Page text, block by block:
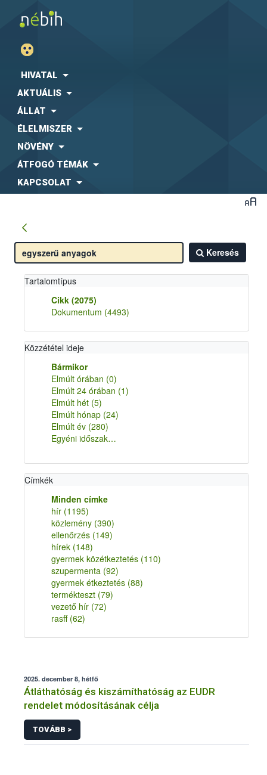
HIVATAL
AKTUÁLIS
ÁLLAT
ÉLELMISZER
NÖVÉNY
ÁTFOGÓ TÉMÁK
KAPCSOLAT
Keresés
Tartalomtípus
Cikk (2075)
Dokumentum (4493)
Közzététel ideje
Bármikor
Elmúlt órában (0)
Elmúlt 24 órában (1)
Elmúlt hét (5)
Elmúlt hónap (24)
Elmúlt év (280)
Egyéni időszak…
Címkék
Minden címke
hír (1195)
közlemény (390)
ellenőrzés (149)
hírek (148)
gyermek közétkeztetés (110)
szupermenta (92)
gyermek étkeztetés (88)
termékteszt (79)
vezető hír (72)
rasff (62)
2025. december 8, hétfő
Átláthatóság és kiszámíthatóság az EUDR
rendelet módosításának célja
TOVÁBB >